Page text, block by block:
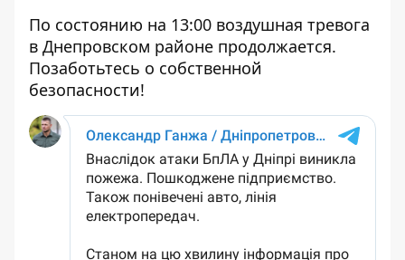
По состоянию на 13:00 воздушная тревога
в Днепровском районе продолжается.
Позаботьтесь о собственной
безопасности!